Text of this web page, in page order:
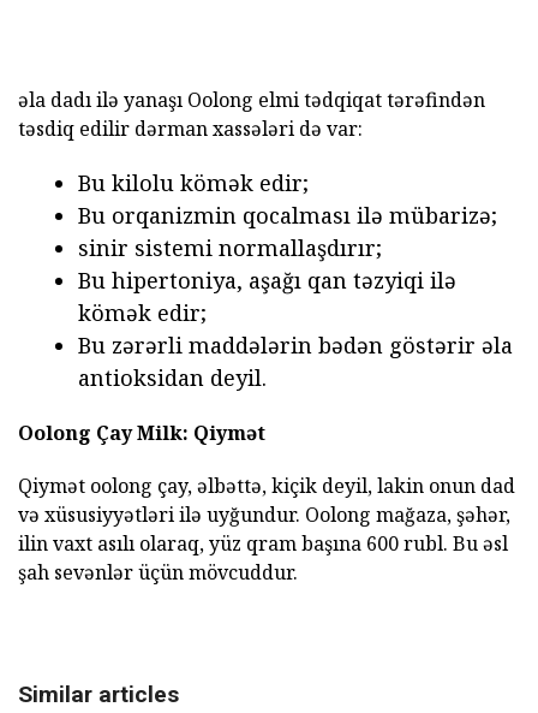
əla dadı ilə yanaşı Oolong elmi tədqiqat tərəfindən
təsdiq edilir dərman xassələri də var:
Bu kilolu kömək edir;
Bu orqanizmin qocalması ilə mübarizə;
sinir sistemi normallaşdırır;
Bu hipertoniya, aşağı qan təzyiqi ilə
kömək edir;
Bu zərərli maddələrin bədən göstərir əla
antioksidan deyil.
Oolong Çay Milk: Qiymət
Qiymət oolong çay, əlbəttə, kiçik deyil, lakin onun dad
və xüsusiyyətləri ilə uyğundur. Oolong mağaza, şəhər,
ilin vaxt asılı olaraq, yüz qram başına 600 rubl. Bu əsl
şah sevənlər üçün mövcuddur.
Similar articles